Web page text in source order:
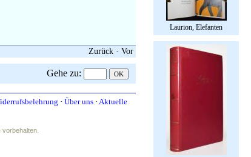
Laurion, Elefanten
Zurück · Vor
Gehe zu:
· Über uns · Aktuelle
vorbehalten.